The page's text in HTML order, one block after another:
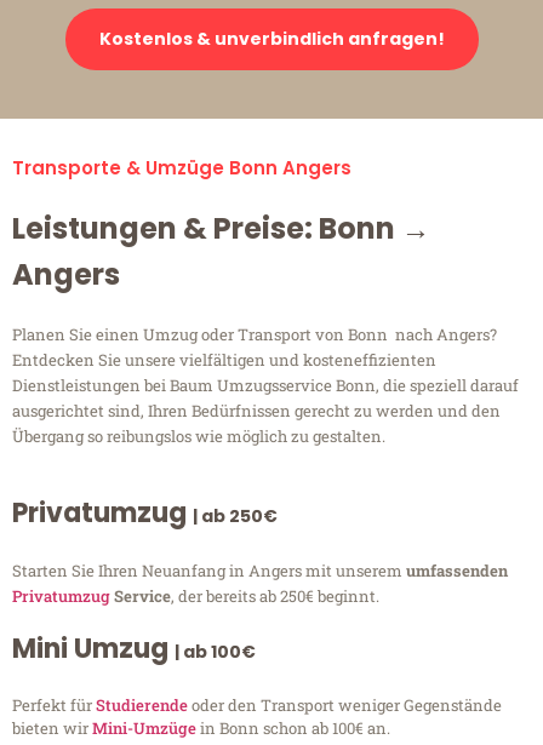
Kostenlos & unverbindlich anfragen!
Transporte & Umzüge Bonn Angers
Leistungen & Preise: Bonn →
Angers
Planen Sie einen Umzug oder Transport von Bonn nach Angers?
Entdecken Sie unsere vielfältigen und kosteneffizienten
Dienstleistungen bei Baum Umzugsservice Bonn, die speziell darauf
ausgerichtet sind, Ihren Bedürfnissen gerecht zu werden und den
Übergang so reibungslos wie möglich zu gestalten.
Privatumzug | ab 250€
Starten Sie Ihren Neuanfang in Angers mit unserem umfassenden
PrivatumzugService, der bereits ab 250€ beginnt.
Mini Umzug | ab 100€
Perfekt fürStudierendeoder den Transport weniger Gegenstände
bieten wirMini-Umzügein Bonn schon ab 100€ an.